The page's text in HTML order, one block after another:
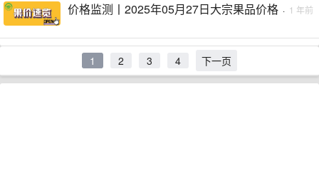
价格监测丨2025年05月27日大宗果品价格 · 1 年前
1 2 3 4 下一页